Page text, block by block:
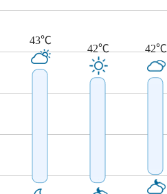
43℃
42℃ 42℃